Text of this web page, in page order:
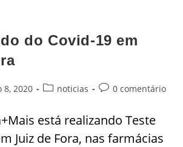
do Covid-19 em
8, 2020 noticias 0 comentário
está realizando Teste
Juiz de Fora, nas farmácias